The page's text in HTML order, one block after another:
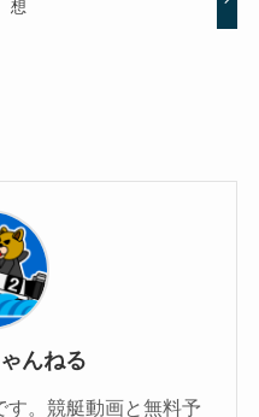
想
んねる
。競艇動画と無料予